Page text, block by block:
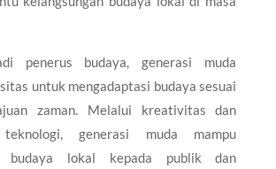
penerus budaya, generasi muda
untuk mengadaptasi budaya sesuai
zaman. Melalui kreativitas dan
teknologi, generasi muda mampu
budaya lokal kepada publik dan